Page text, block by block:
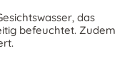
das
befeuchtet. Zudem